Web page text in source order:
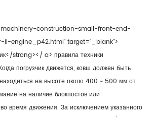
construction-small-front-end-
engine_p42.html" target="_blank">
strong></ a> правила техники
погрузчик движется, ковш должен быть
на высоте около 400 ~ 500 мм от
на наличие блокпостов или
время движения. За исключением указанного